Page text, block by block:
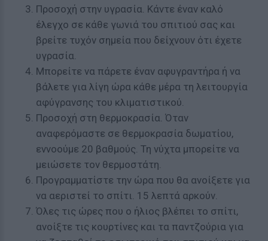
Προσοχή στην υγρασία. Kάντε έναν καλό
έλεγχο σε κάθε γωνιά του σπιτιού σας και
βρείτε τυχόν σημεία που δείχνουν ότι έχετε
υγρασία.
Μπορείτε να πάρετε έναν αφυγραντήρα ή να
βάλετε για λίγη ώρα κάθε μέρα τη λειτουργία
αφύγρανσης του κλιματιστικού.
Προσοχή στη θερμοκρασία. Όταν
αναφερόμαστε σε θερμοκρασία δωματίου,
εννοούμε 20 βαθμούς. Τη νύχτα μπορείτε να
μειώσετε τον θερμοστάτη.
Προγραμματίστε την ώρα που θα ανοίξετε για
να αεριστεί το σπίτι. 15 λεπτά αρκούν.
Όλες τις ώρες που ο ήλιος βλέπει το σπίτι,
ανοίξτε τις κουρτίνες και τα παντζούρια για